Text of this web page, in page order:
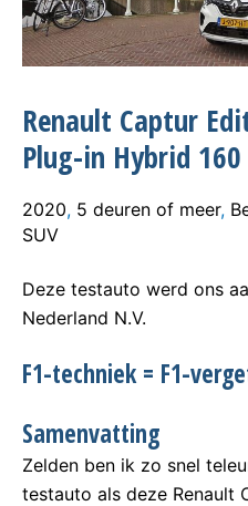
Renault Captur
Plug-in Hybrid
2020, 5 deuren of meer,
SUV
Deze testauto werd ons
Nederland N.V.
F1-techniek = F1-
Samenvatting
Zelden ben ik zo snel
testauto als deze Renault